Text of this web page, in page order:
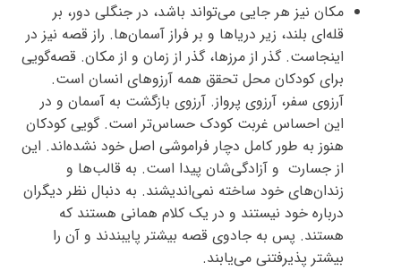
مکان نیز هر جایی می‌تواند باشد،‌ در جنگلی دور، بر
قله‌ای بلند، زیر دریاها و بر فراز آسمان‌ها. راز قصه نیز در
اینجاست. گذر از مرزها،‌ گذر از زمان و از مکان. قصه‌گویی
برای کودکان محل تحقق همه آرزوهای انسان است.
آرزوی سفر، آرزوی پرواز. آرزوی بازگشت به آسمان و در
این احساس غربت کودک حساس‌تر است. گویی کودکان
هنوز به طور کامل دچار فراموشی اصل خود نشده‌اند. این
از جسارت و آزادگی‌شان پیدا است. به قالب‌ها و
زندان‌های خود ساخته نمی‌اندیشند. به دنبال نظر دیگران
درباره خود نیستند و در یک کلام همانی هستند که
هستند. پس به جادوی قصه بیشتر پایبندند و آن را
بیشتر پذیرفتنی می‌یابند.